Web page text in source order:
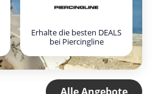
Erhalte die besten DEALS
bei Piercingline